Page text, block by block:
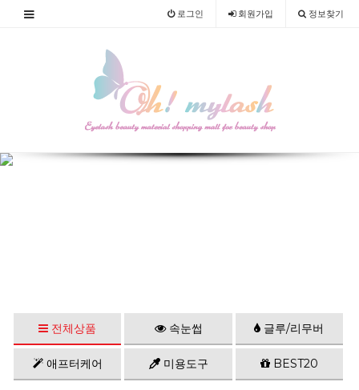
로그인 회원가입 정보찾기
전체상품 속눈썹 글루/리무버
애프터케어 미용도구 BEST20